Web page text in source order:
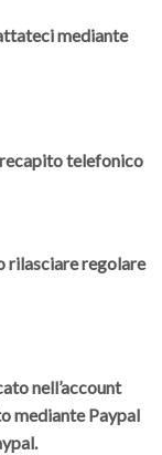
mediante
telefonico
rilasciare regolare
nell’account
mediante Paypal